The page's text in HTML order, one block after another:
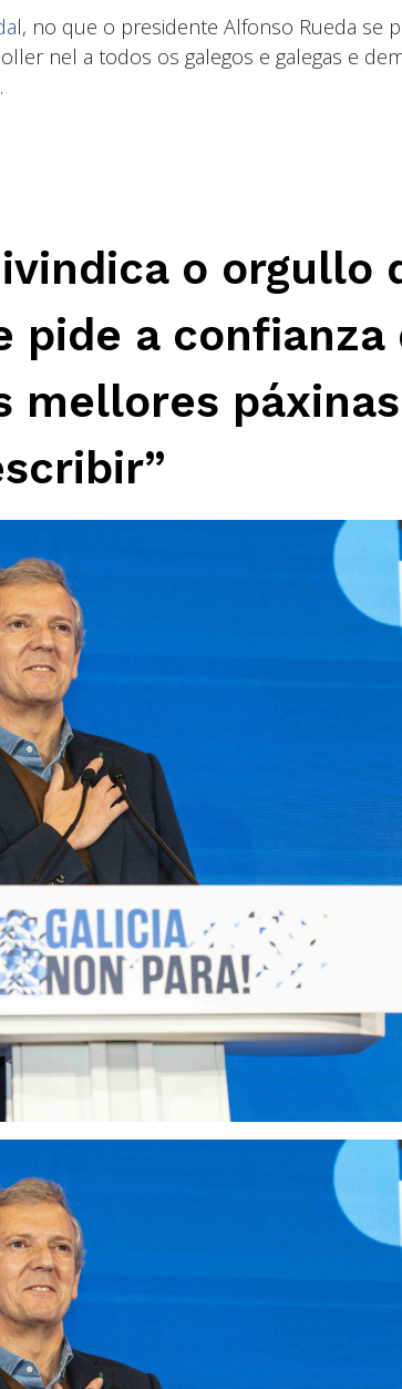
l, no que o presidente Alfonso Rueda se
nel a todos os galegos e galegas e
o orgullo
pide a confianza
mellores páxinas